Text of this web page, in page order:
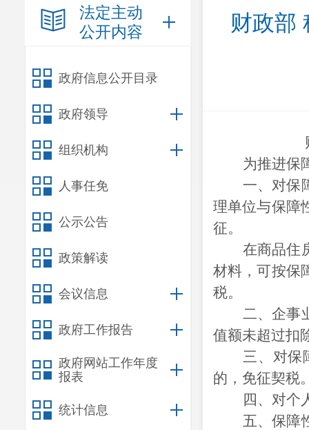
法定主动
公开内容
政府信息公开目录
政府领导
组织机构
人事任免
公示公告
政策解读
会议信息
政府工作报告
政府网站工作年度
报表
统计信息
财政部
为推进保
一、对保
理单位与保障
征。
在商品住
材料，可按保
税。
二、企事
值额未超过扣
三、对保
的，免征契税
四、对个
五、保障